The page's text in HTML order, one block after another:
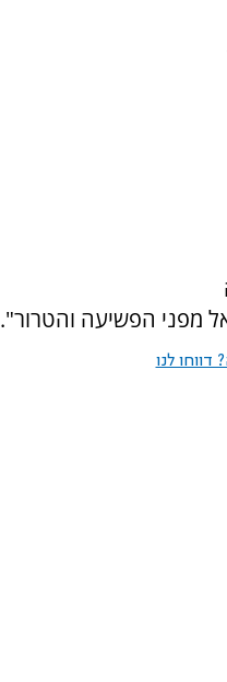
מפני הפשיעה והטרור".
לנו